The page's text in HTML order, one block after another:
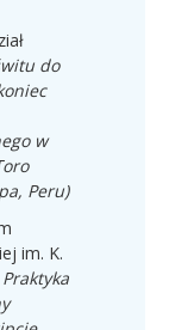
do
w
Peru)
im. K.
Praktyka